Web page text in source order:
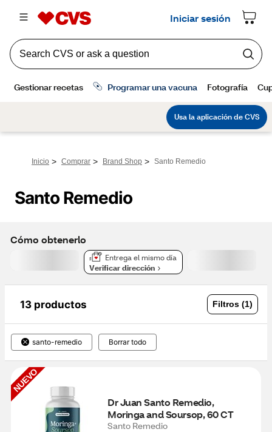
Inicio > Comprar > Brand Shop > Santo Remedio
Santo Remedio
Cómo obtenerlo
Entrega el mismo día
Verificar dirección
13 productos Filtros (1)
santo-remedio Borrar todo
NUEVO
Dr Juan Santo Remedio,
Moringa and Soursop, 60 CT
Santo Remedio